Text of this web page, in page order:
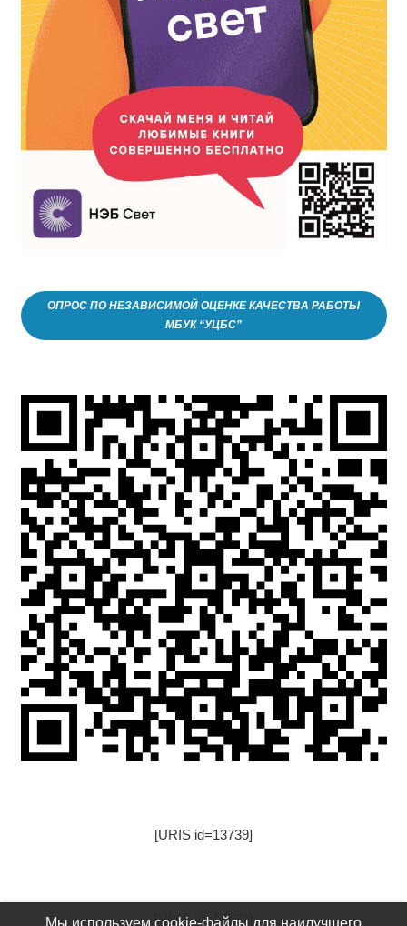
ОПРОС ПО НЕЗАВИСИМОЙ ОЦЕНКЕ КАЧЕСТВА РАБОТЫ
МБУК “УЦБС”
[URIS id=13739]
[URIS id=17522]
Мы используем cookie-файлы для наилучшего